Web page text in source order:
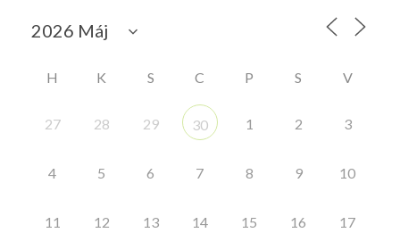
H K S C P S V
27 28 29 30 1 2 3
4 5 6 7 8 9 10
11 12 13 14 15 16 17